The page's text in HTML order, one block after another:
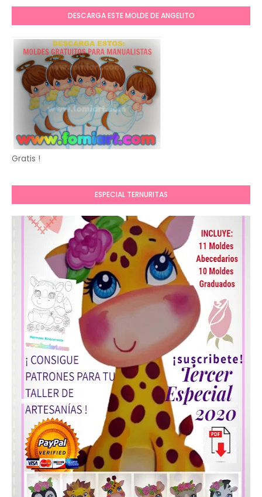
DESCARGA ESTE MOLDE DE ANGELITO
Gratis !
ESPECIAL TERNURITAS